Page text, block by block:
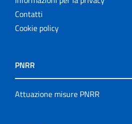
Contatti
Cookie policy
PNRR
Attuazione misure PNRR